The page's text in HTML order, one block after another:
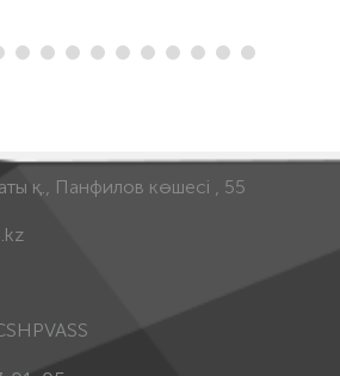
қ., Панфилов көшесі , 55